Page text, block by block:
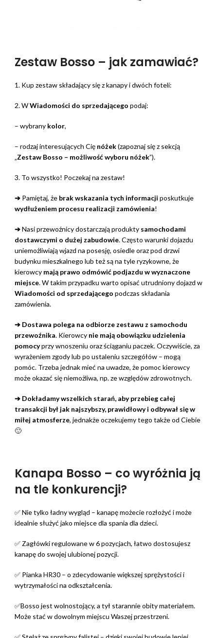
Zestaw Bosso – jak zamawiać?
1. Kup zestaw składający się z kanapy i dwóch foteli:
2. WWiadomości do sprzedającego podaj:
– wybrany kolor,
– rodzaj interesujących Cię nóżek(zapoznaj się z sekcją
„Zestaw Bosso – możliwość wyboru nóżek”).
3. To wszystko! Poczekaj na zestaw!
➔ Pamiętaj, że brak wskazania tych informacji poskutkuje
wydłużeniem procesu realizacji zamówienia!
➔Nasi przewoźnicy dostarczają produkty samochodami
dostawczymi o dużej zabudowie. Często warunki dojazdu
uniemożliwiają wjazd na posesję, osiedle oraz pod drzwi
budynku mieszkalnego lub też są na tyle ryzykowne, że
kierowcy mają prawo odmówić podjazdu w wyznaczone
miejsce. W takim przypadku warto opisać utrudniony dojazd w
Wiadomości od sprzedającego podczas składania
zamówienia.
➔ Dostawa polega na odbiorze zestawu z samochodu
przewoźnika. Kierowcy nie mają obowiązku udzielenia
pomocyprzy wnoszeniu oraz ściąganiu paczek. Oczywiście, za
wyrażeniem zgody lub po ustaleniu szczegółów – mogą
pomóc. Trzeba jednak mieć na uwadze, że pomoc kierowcy
może okazać się niemożliwa, np. ze względów zdrowotnych.
➔ Dokładamy wszelkich starań, aby przebieg całej
transakcji był jak najszybszy, prawidłowy i odbywał się w
miłej atmosferze, jednakże oczekujemy tego także od Ciebie
🙂
Kanapa Bosso – co wyróżnia ją
na tle konkurencji?
✅ Nie tylko ładny wygląd – kanapę możecie rozłożyć i może
idealnie służyć jako miejsce dla spania dla dzieci.
✅ Zagłówki regulowane w 6 pozycjach, łatwo dostosujesz
kanapę do swojej ulubionej pozycji.
✅ Pianka HR30 – o zdecydowanie większej sprężystości i
wytrzymałości na odkształcenia.
✅Bosso jest wolnostojący, a tył starannie obity materiałem.
Może stać w dowolnym miejscu Waszej przestrzeni.